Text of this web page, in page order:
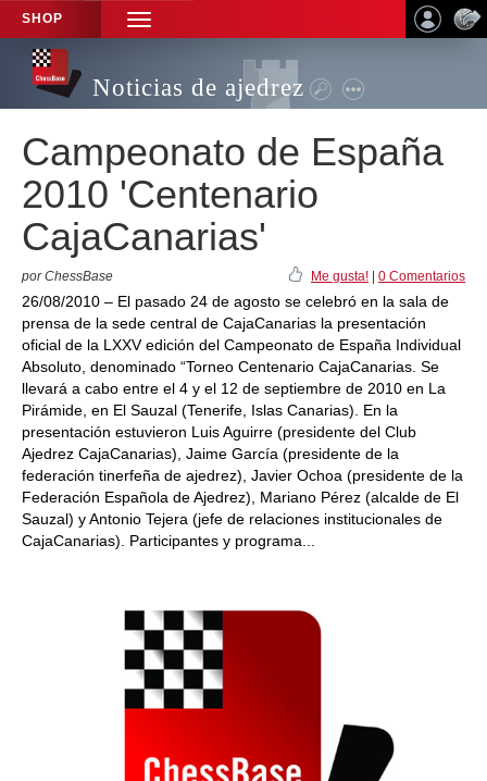
SHOP
TOGGLE
NAVIGATION
Noticias de ajedrez
Campeonato de España
2010 'Centenario
CajaCanarias'
por ChessBase Me gusta! 0 Comentarios
26/08/2010 – El pasado 24 de agosto se celebró en la sala de
prensa de la sede central de CajaCanarias la presentación
oficial de la LXXV edición del Campeonato de España Individual
Absoluto, denominado “Torneo Centenario CajaCanarias. Se
llevará a cabo entre el 4 y el 12 de septiembre de 2010 en La
Pirámide, en El Sauzal (Tenerife, Islas Canarias). En la
presentación estuvieron Luis Aguirre (presidente del Club
Ajedrez CajaCanarias), Jaime García (presidente de la
federación tinerfeña de ajedrez), Javier Ochoa (presidente de la
Federación Española de Ajedrez), Mariano Pérez (alcalde de El
Sauzal) y Antonio Tejera (jefe de relaciones institucionales de
CajaCanarias). Participantes y programa...